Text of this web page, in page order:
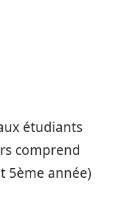
étudiants
comprend
5ème année)